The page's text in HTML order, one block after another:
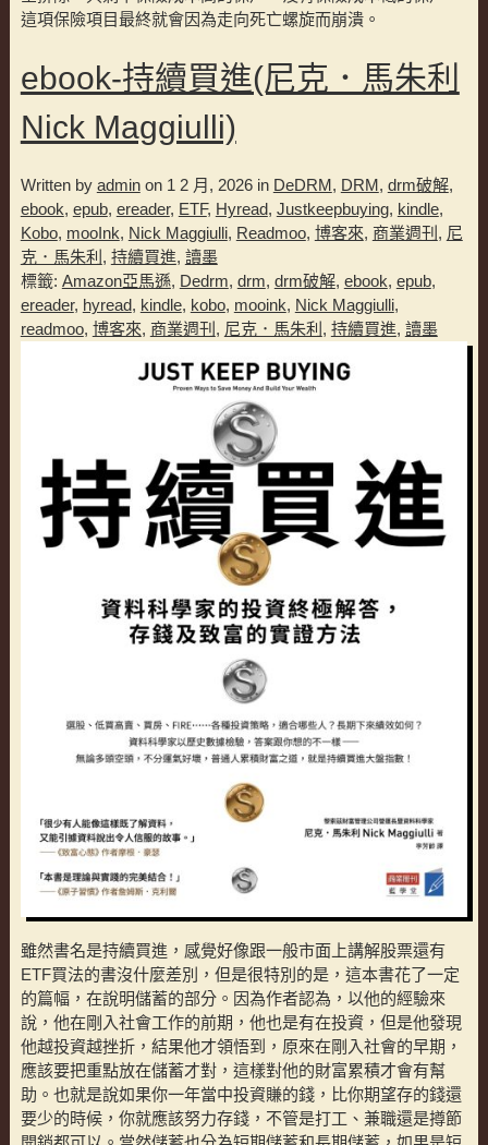
這項保險項目最終就會因為走向死亡螺旋而崩潰。
ebook-持續買進(尼克．馬朱利
Nick Maggiulli)
Written by adminon 1 2 月, 2026 in DeDRM, DRM, drm破解,
ebook, epub, ereader, ETF, Hyread, Justkeepbuying, kindle,
Kobo, mooInk, Nick Maggiulli, Readmoo, 博客來, 商業週刊 , 尼
克．馬朱利 , 持續買進, 讀墨
標籤: Amazon亞馬遜, Dedrm, drm, drm破解, ebook, epub,
ereader, hyread, kindle, kobo, mooink, Nick Maggiulli,
readmoo, 博客來, 商業週刊 , 尼克．馬朱利 , 持續買進, 讀墨
雖然書名是持續買進，感覺好像跟一般市面上講解股票還有
ETF買法的書沒什麼差別，但是很特別的是，這本書花了一定
的篇幅，在說明儲蓄的部分。因為作者認為，以他的經驗來
說，他在剛入社會工作的前期，他也是有在投資，但是他發現
他越投資越挫折，結果他才領悟到，原來在剛入社會的早期，
應該要把重點放在儲蓄才對，這樣對他的財富累積才會有幫
助。也就是說如果你一年當中投資賺的錢，比你期望存的錢還
要少的時候，你就應該努力存錢，不管是打工、兼職還是撙節